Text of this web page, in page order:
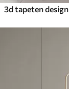
3d tapeten design